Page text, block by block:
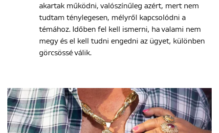
akartak működni, valószínűleg azért, mert nem
tudtam ténylegesen, mélyről kapcsolódni a
témához. Időben fel kell ismerni, ha valami nem
megy és el kell tudni engedni az ügyet, különben
görcsössé válik.